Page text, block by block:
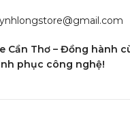
Cần Thơ – Đồng hành
phục công nghệ!